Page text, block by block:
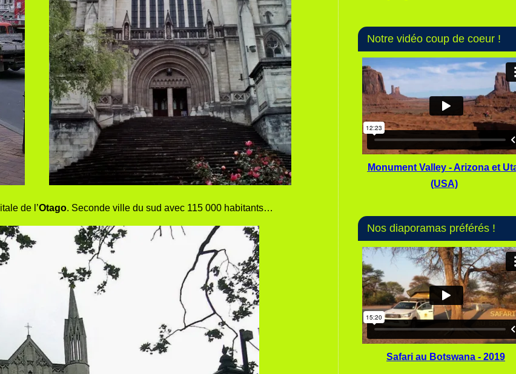
de l’Otago. Seconde ville du sud avec 115 000 habitants…
Notre vidéo coup de coeur !
Monument Valley - Arizona et
(USA)
Nos diaporamas préférés !
Safari au Botswana - 2019